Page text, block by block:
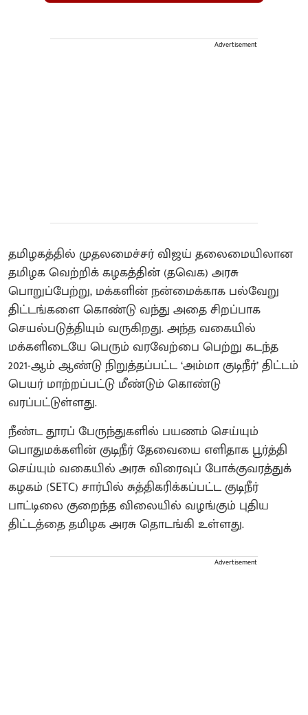
Advertisement
தமிழகத்தில் முதலமைச்சர் விஜய் தலைமையிலான
தமிழக வெற்றிக் கழகத்தின் (தவெக) அரசு
பொறுப்பேற்று, மக்களின் நன்மைக்காக பல்வேறு
திட்டங்களை கொண்டு வந்து அதை சிறப்பாக
செயல்படுத்தியும் வருகிறது. அந்த வகையில்
மக்களிடையே பெரும் வரவேற்பை பெற்று கடந்த
2021-ஆம் ஆண்டு நிறுத்தப்பட்ட ‘அம்மா குடிநீர்’ திட்டம்
பெயர் மாற்றப்பட்டு மீண்டும் கொண்டு
வரப்பட்டுள்ளது.
நீண்ட தூரப் பேருந்துகளில் பயணம் செய்யும்
பொதுமக்களின் குடிநீர் தேவையை எளிதாக பூர்த்தி
செய்யும் வகையில் அரசு விரைவுப் போக்குவரத்துக்
கழகம் (SETC) சார்பில் சுத்திகரிக்கப்பட்ட குடிநீர்
பாட்டிலை குறைந்த விலையில் வழங்கும் புதிய
திட்டத்தை தமிழக அரசு தொடங்கி உள்ளது.
Advertisement